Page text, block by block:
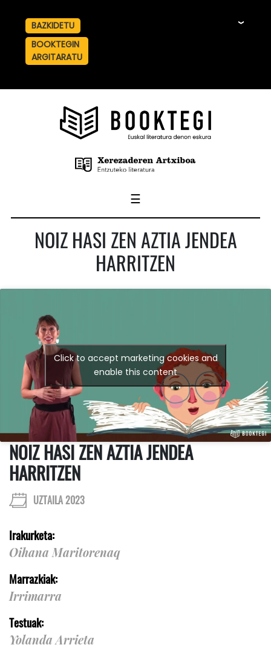
BAZKIDETU
BOOKTEGIN
ARGITARATU
☰
NOIZ HASI ZEN AZTIA JENDEA
HARRITZEN
NOIZ HASI ZEN AZTIA JENDEA
HARRITZEN
UZTAILA 2023
Irakurketa:
Oihana Maritorenaq
Marrazkiak:
Irrimarra
Testuak:
Yolanda Arrieta
Click to accept marketing cookies and
enable this content